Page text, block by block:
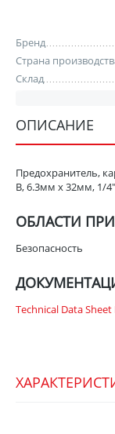
Бренд
Страна
Склад
ОПИСАНИЕ
Предохранитель,
В, 6.3мм x 32мм, 1/
ОБЛАСТИ
Безопасность
Technical Data Sheet